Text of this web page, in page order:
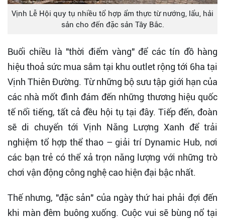
Vịnh Lễ Hội quy tụ nhiều tổ hợp ẩm thực từ nướng, lẩu, hải
sản cho đến đặc sản Tây Bắc.
Buổi chiều là "thời điểm vàng" để các tín đồ hàng
hiệu thoả sức mua sắm tại khu outlet rộng tới 6ha tại
Vịnh Thiên Đường. Từ những bộ sưu tập giới hạn của
các nhà mốt đình đám đến những thương hiệu quốc
tế nổi tiếng, tất cả đều hội tụ tại đây. Tiếp đến, đoàn
sẽ di chuyển tới Vịnh Năng Lượng Xanh để trải
nghiệm tổ hợp thể thao – giải trí Dynamic Hub, nơi
các bạn trẻ có thể xả trọn năng lượng với những trò
chơi vận động công nghệ cao hiện đại bậc nhất.
Thế nhưng, "đặc sản" của ngày thứ hai phải đợi đến
khi màn đêm buông xuống. Cuộc vui sẽ bùng nổ tại